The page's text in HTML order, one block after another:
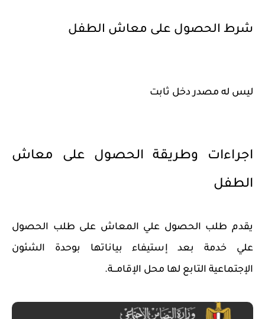
شرط الحصول على معاش الطفل
​​ليس له مصدر دخل ثابت
اجراءات وطريقة الحصول على معاش
الطفل
​يقدم طلب الحصول علي المعاش على طلب الحصول
علي خدمة بعد إستيفاء بياناتها بوحدة الشئون
الإجتماعية التابع لها محل الإقامـــة.